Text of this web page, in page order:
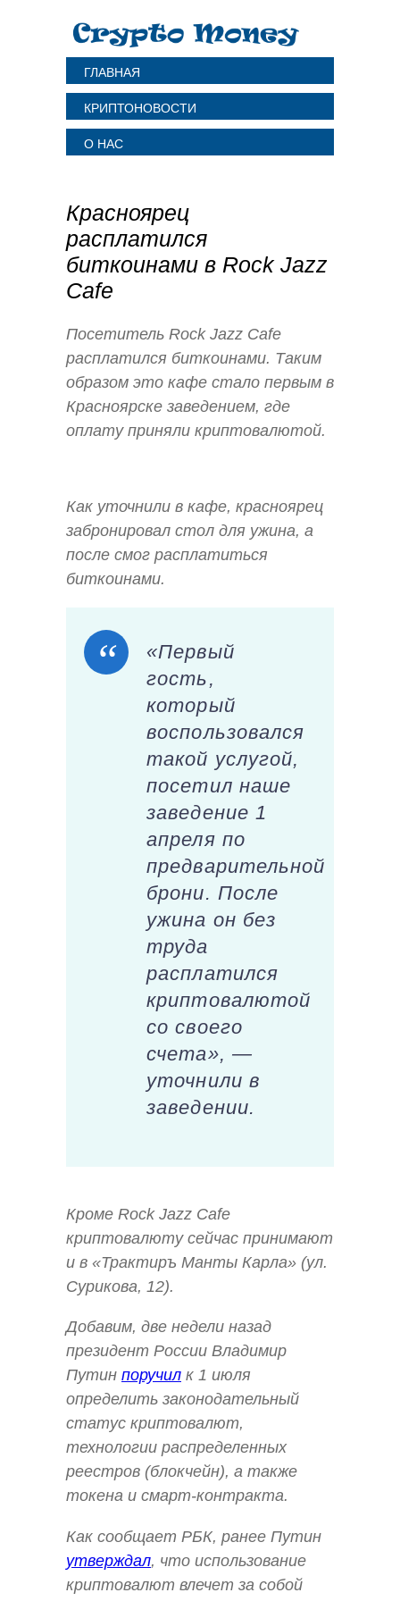
ГЛАВНАЯ
КРИПТОНОВОСТИ
О НАС
Красноярец
расплатился
биткоинами в Rock Jazz
Cafе
Посетитель Rock Jazz Cafe
расплатился биткоинами. Таким
образом это кафе стало первым в
Красноярске заведением, где
оплату приняли криптовалютой.
Как уточнили в кафе, красноярец
забронировал стол для ужина, а
после смог расплатиться
биткоинами.
«Первый
гость,
который
воспользовался
такой услугой,
посетил наше
заведение 1
апреля по
предварительной
брони. После
ужина он без
труда
расплатился
криптовалютой
со своего
счета», —
уточнили в
заведении.
Кроме Rock Jazz Cafе
криптовалюту сейчас принимают
и в «Трактиръ Манты Карла» (ул.
Сурикова, 12).
Добавим, две недели назад
президент России Владимир
Путин поручил к 1 июля
определить законодательный
статус криптовалют,
технологии распределенных
реестров (блокчейн), а также
токена и смарт-контракта.
Как сообщает РБК, ранее Путин
утверждал, что использование
криптовалют влечет за собой